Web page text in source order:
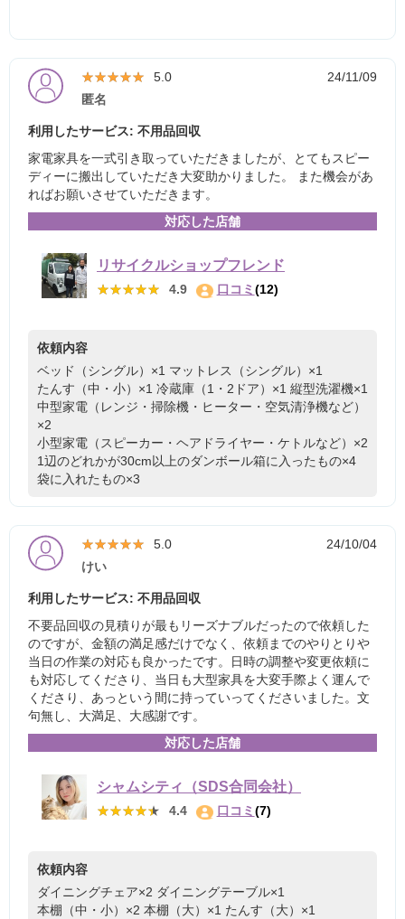
★★★★★
★★★★★ 5.0
24/11/09
匿名
利用したサービス: 不用品回収
家電家具を一式引き取っていただきましたが、とてもスピー
ディーに搬出していただき大変助かりました。 また機会があ
ればお願いさせていただきます。
対応した店舗
リサイクルショップフレンド
★★★★★
★★★★★ 4.9 口コミ(12)
依頼内容
ベッド（シングル）×1 マットレス（シングル）×1
たんす（中・小）×1 冷蔵庫（1・2ドア）×1 縦型洗濯機×1
中型家電（レンジ・掃除機・ヒーター・空気清浄機など）
×2
小型家電（スピーカー・ヘアドライヤー・ケトルなど）×2
1辺のどれかが30cm以上のダンボール箱に入ったもの×4
袋に入れたもの×3
★★★★★
★★★★★ 5.0
24/10/04
けい
利用したサービス: 不用品回収
不要品回収の見積りが最もリーズナブルだったので依頼した
のですが、金額の満足感だけでなく、依頼までのやりとりや
当日の作業の対応も良かったです。日時の調整や変更依頼に
も対応してくださり、当日も大型家具を大変手際よく運んで
くださり、あっという間に持っていってくださいました。文
句無し、大満足、大感謝です。
対応した店舗
シャムシティ（SDS合同会社）
★★★★★
★★★★★ 4.4 口コミ(7)
依頼内容
ダイニングチェア×2 ダイニングテーブル×1
本棚（中・小）×2 本棚（大）×1 たんす（大）×1